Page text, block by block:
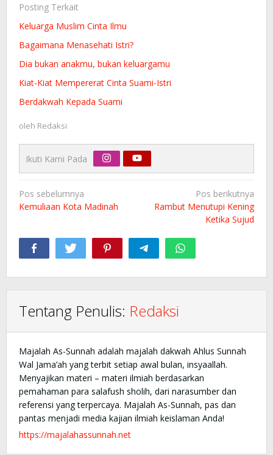
Posting Terkait
Keluarga Muslim Cinta Ilmu
Bagaimana Menasehati Istri?
Dia bukan anakmu, bukan keluargamu
Kiat-Kiat Mempererat Cinta Suami-Istri
Berdakwah Kepada Suami
oleh Redaksi
Ikuti Kami Pada
Navigasi
pos
Pos sebelumnya
Kemuliaan Kota Madinah
Pos berikutnya
Rambut Menutupi Kening
Ketika Sujud
Tentang Penulis: Redaksi
Majalah As-Sunnah adalah majalah dakwah Ahlus Sunnah
Wal Jama’ah yang terbit setiap awal bulan, insyaallah.
Menyajikan materi – materi ilmiah berdasarkan
pemahaman para salafush sholih, dari narasumber dan
referensi yang terpercaya. Majalah As-Sunnah, pas dan
pantas menjadi media kajian ilmiah keislaman Anda!
https://majalahassunnah.net